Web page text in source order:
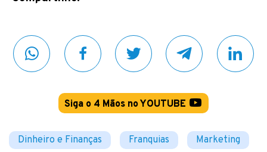
Siga o 4 Mãos no YOUTUBE
Dinheiro e Finanças Franquias Marketing